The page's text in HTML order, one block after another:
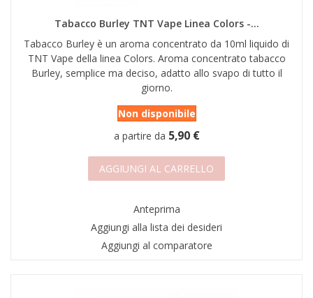
Tabacco Burley TNT Vape Linea Colors -...
Tabacco Burley è un aroma concentrato da 10ml liquido di
TNT Vape della linea Colors. Aroma concentrato tabacco
Burley, semplice ma deciso, adatto allo svapo di tutto il
giorno.
Non disponibile
a partire da 5,90 €
AGGIUNGI AL CARRELLO
Anteprima
Aggiungi alla lista dei desideri
Aggiungi al comparatore